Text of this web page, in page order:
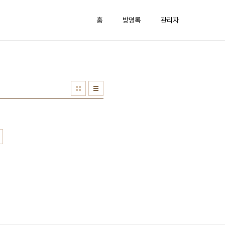
홈 방명록 관리자